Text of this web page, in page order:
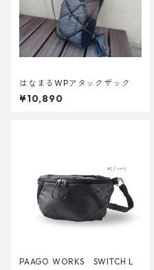
はなまるWPアタックザック
¥10,890
PAAGO WORKS SWITCH L